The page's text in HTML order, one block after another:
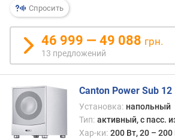
т
)
ч
с
т
в
и
т
Спросить
46 999 — 49 088 грн.
13 предложений
Canton Power Sub 12
Установка: напольный
Тип: активный, с пасс.
Хар-ки: 200 Вт, 20 – 200